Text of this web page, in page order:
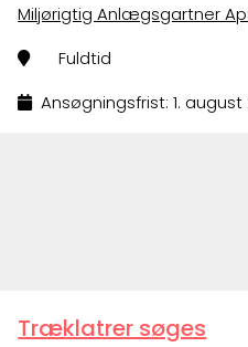
Miljørigtig Anlægsgartner
Fuldtid
Ansøgningsfrist: 1. august
Træklatrer søges